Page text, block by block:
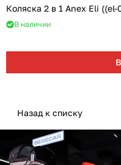
Коляска 2 в 1 Anex Eli ((el-
В наличии
Назад к списку